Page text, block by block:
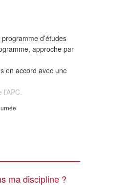
d’études
approche par
en accord avec une
ma discipline ?